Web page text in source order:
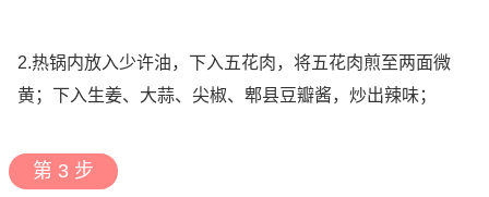
2.热锅内放入少许油，下入五花肉，将五花肉煎至两面微
黄；下入生姜、大蒜、尖椒、郫县豆瓣酱，炒出辣味；
第 3 步